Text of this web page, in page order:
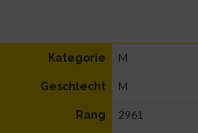
Kategorie M
Geschlecht M
Rang 2961